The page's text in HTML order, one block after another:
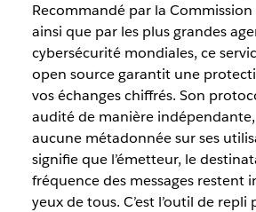
Recommandé par la
ainsi que par les plus grandes
cybersécurité mondiales, ce
open source garantit une
vos échanges chiffrés. Son
audité de manière indépendante,
aucune métadonnée sur ses
signifie que l’émetteur, le
fréquence des messages restent
yeux de tous. C’est l’outil de